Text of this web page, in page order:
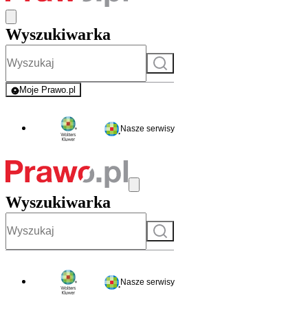
Wyszukiwarka
Szukaj
Moje Prawo.pl
- rejestracja i logowanie do serwisu
Nasze serwisy
Wyszukiwarka
Szukaj
Nasze serwisy